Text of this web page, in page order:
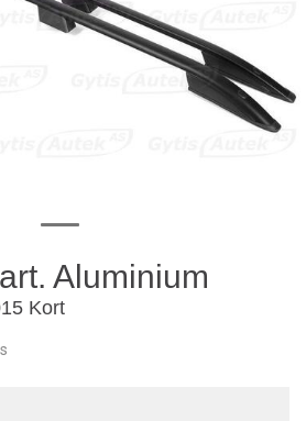
Aluminium
Kort